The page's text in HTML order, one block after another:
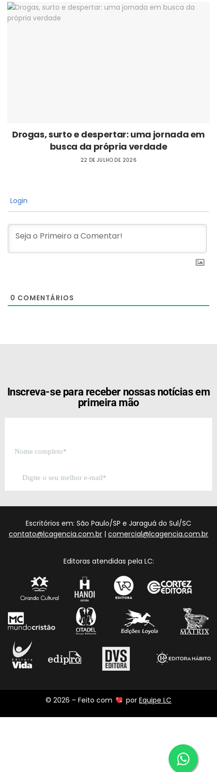
Drogas, surto e despertar: uma jornada em
busca da própria verdade
22 DE JULHO DE 2026
Login
0 COMENTÁRIOS
Inscreva-se para receber nossas notícias em
primeira mão
Escritórios em: São Paulo/SP e Jaraguá do Sul/SC
contato@lcagencia.com.br | comercial@lcagencia.com.br
Editoras atendidas pela LC:
© 2026 – Feito com por Equipe LC